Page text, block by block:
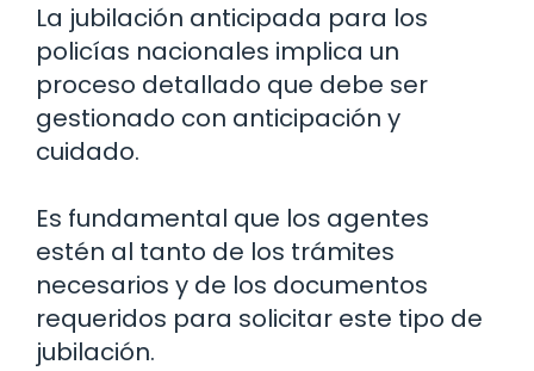
La jubilación anticipada para los
policías nacionales implica un
proceso detallado que debe ser
gestionado con anticipación y
cuidado.
Es fundamental que los agentes
estén al tanto de los trámites
necesarios y de los documentos
requeridos para solicitar este tipo de
jubilación.